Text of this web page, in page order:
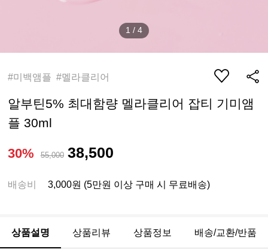
1 / 4
#미백앰플 #멜라클리어
알부틴5% 최대함량 멜라클리어 잡티 기미앰
플 30ml
30% 55,000 38,500
배송비 3,000원 (5만원 이상 구매 시 무료배송)
상품설명 상품리뷰 상품정보 배송/교환/반품